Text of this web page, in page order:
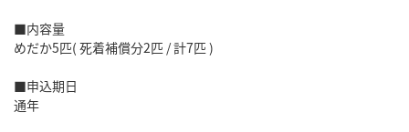
■内容量
めだか5匹( 死着補償分2匹 / 計7匹 )
■申込期日
通年